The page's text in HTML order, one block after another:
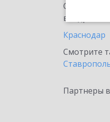
внедрение
Краснодар
Смотрите
Партнеры